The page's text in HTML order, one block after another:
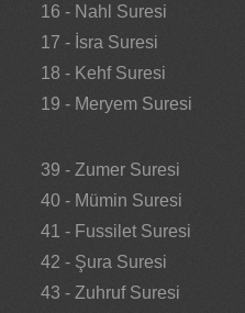
16 - Nahl Suresi
17 - İsra Suresi
18 - Kehf Suresi
19 - Meryem Suresi
39 - Zumer Suresi
40 - Mümin Suresi
41 - Fussilet Suresi
42 - Şura Suresi
43 - Zuhruf Suresi